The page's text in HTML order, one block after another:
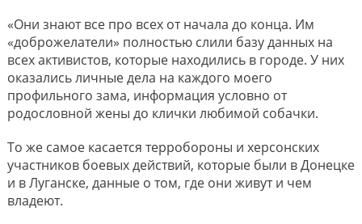
«Они знают все про всех от начала до конца. Им
«доброжелатели» полностью слили базу данных на
всех активистов, которые находились в городе. У них
оказались личные дела на каждого моего
профильного зама, информация условно от
родословной жены до клички любимой собачки.
То же самое касается терробороны и херсонских
участников боевых действий, которые были в Донецке
и в Луганске, данные о том, где они живут и чем
владеют.